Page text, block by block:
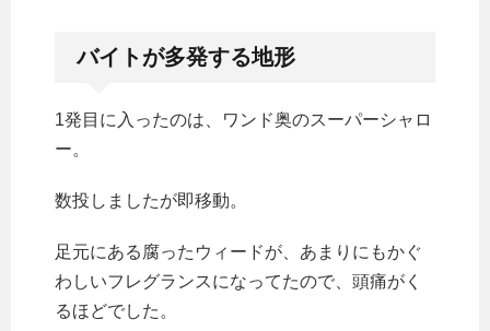
バイトが多発する地形
1発目に入ったのは、ワンド奥のスーパーシャロ
ー。
数投しましたが即移動。
足元にある腐ったウィードが、あまりにもかぐ
わしいフレグランスになってたので、頭痛がく
るほどでした。